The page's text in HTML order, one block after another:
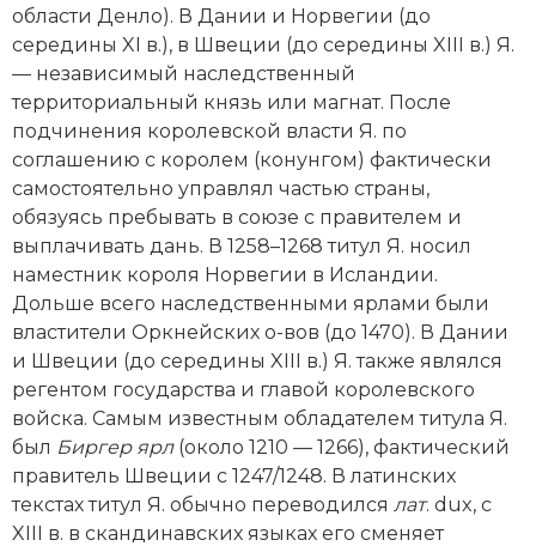
Генеалогия, геральдика
Государство и право
Европа
Историческая география и топонимика
История материальной и духовной культуры
История международных отношений
История, философия, теория и методология
исторического знания
Итория международных отношений
Латинская Америка
Новейшая история
области Денло). В Дании и Норвегии (до
середины XI в.), в Швеции (до середины XIII в.) Я.
— независимый наследственный
территориальный князь или магнат. После
подчинения королевской власти Я. по
соглашению с королем (конунгом) фактически
самостоятельно управлял частью страны,
обязуясь пребывать в союзе с правителем и
выплачивать дань. В 1258–1268 титул Я. носил
наместник короля Норвегии в Исландии.
Дольше всего наследственными ярлами были
властители Оркнейских о-вов (до 1470). В Дании
и Швеции (до середины XIII в.) Я. также являлся
регентом государства и главой королевского
вой­ска. Самым известным обладателем титула Я.
был Биргер ярл(около 1210 — 1266), фактический
правитель Швеции с 1247/1248. В латинских
текстах титул Я. обычно переводился лат. dux, с
XIII в. в скандинавских языках его сменяет